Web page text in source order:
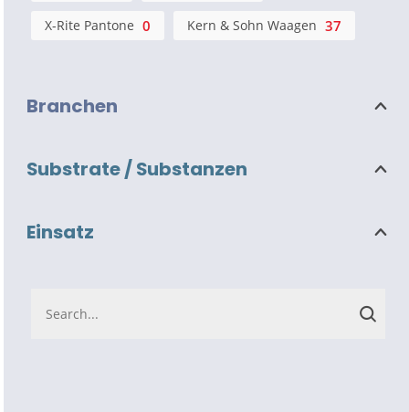
X-Rite Pantone 0 Kern & Sohn Waagen 37
Branchen
Substrate / Substanzen
Einsatz